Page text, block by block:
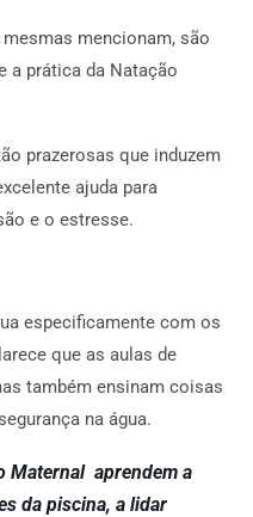
mencionam, são
a prática da Natação
prazerosas que induzem
ajuda para
e o estresse.
especificamente com os
que as aulas de
também ensinam coisas
na água.
Maternal aprendem a
da piscina, a lidar